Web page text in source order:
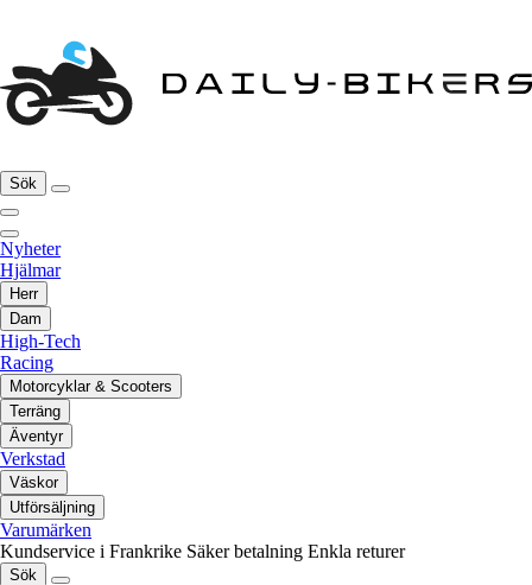
Sök
Nyheter
Hjälmar
Herr
Dam
High-Tech
Racing
Motorcyklar & Scooters
Terräng
Äventyr
Verkstad
Väskor
Utförsäljning
Varumärken
Kundservice i Frankrike Säker betalning Enkla returer
Sök